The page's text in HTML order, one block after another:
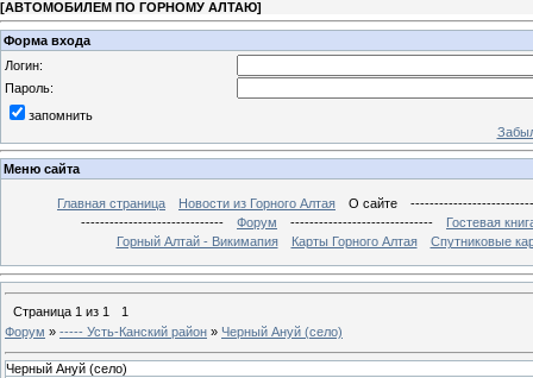
[АВТОМОБИЛЕМ ПО ГОРНОМУ АЛТАЮ]
Форма входа
Логин:
Пароль:
запомнить
Меню сайта
Главная страница Новости из Горного Алтая О сайте
------------------------------
Форум ------------------------------
Гостевая
Горный Алтай - Викимапия
Карты Горного Алтая Спутниковые
Страница 1 из 1
1
Форум » ----- Усть-Канский район » Черный Ануй (село)
Черный Ануй (село)